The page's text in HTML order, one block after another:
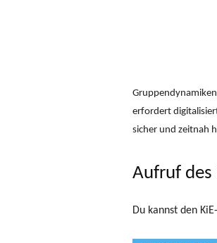
erfordert
sicher und zeitnah
Aufruf des
Du kannst den